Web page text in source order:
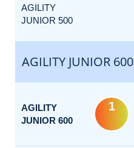
AGILITY
JUNIOR 500
AGILITY JUNIOR 600
AGILITY
JUNIOR 600
1